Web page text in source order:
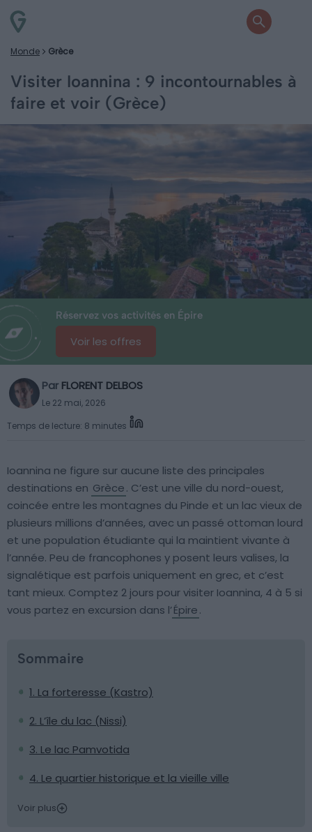
Monde Grèce
Visiter Ioannina : 9 incontournables à
faire et voir (Grèce)
Réservez vos activités en Épire
Voir les offres
Par FLORENT DELBOS
Le 22 mai, 2026
Temps de lecture: 8 minutes
Ioannina ne figure sur aucune liste des principales
destinations en Grèce. C’est une ville du nord-ouest,
coincée entre les montagnes du Pinde et un lac vieux de
plusieurs millions d’années, avec un passé ottoman lourd
et une population étudiante qui la maintient vivante à
l’année. Peu de francophones y posent leurs valises, la
signalétique est parfois uniquement en grec, et c’est
tant mieux. Comptez 2 jours pour visiter Ioannina, 4 à 5 si
vous partez en excursion dans l’Épire.
Sommaire
1. La forteresse (Kastro)
2. L’île du lac (Nissi)
3. Le lac Pamvotida
4. Le quartier historique et la vieille ville
Voir plus